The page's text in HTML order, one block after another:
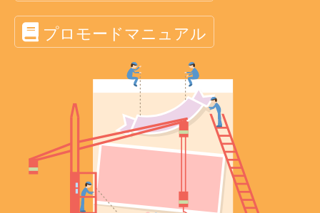
プロモードマニュアル